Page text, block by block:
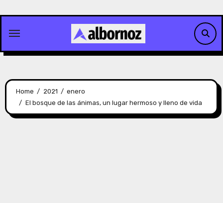
content
Home 2021
enero
El bosque de las ánimas, un lugar hermoso y lleno de vida